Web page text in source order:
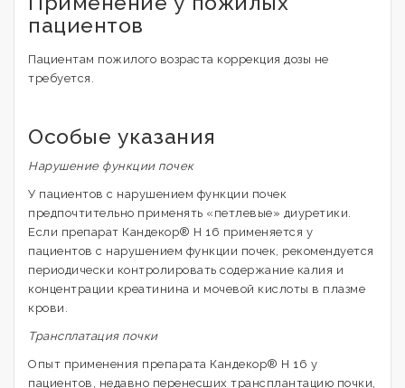
пациентов
Пациентам пожилого возраста коррекция дозы не
требуется.
Особые указания
Нарушение функции почек
У пациентов с нарушением функции почек
предпочтительно применять «петлевые» диуретики.
Если препарат Кандекор® Н 16 применяется у
пациентов с нарушением функции почек, рекомендуется
периодически контролировать содержание калия и
концентрации креатинина и мочевой кислоты в плазме
крови.
Трансплатация почки
Опыт применения препарата Кандекор® Н 16 у
пациентов, недавно перенесших трансплантацию почки,